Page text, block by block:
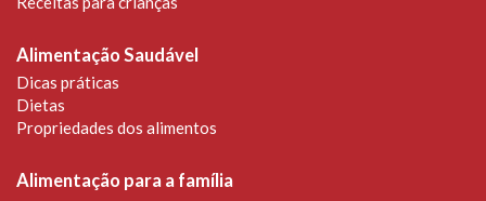
Alimentação Saudável
Dicas práticas
Dietas
Propriedades dos alimentos
Alimentação para a família